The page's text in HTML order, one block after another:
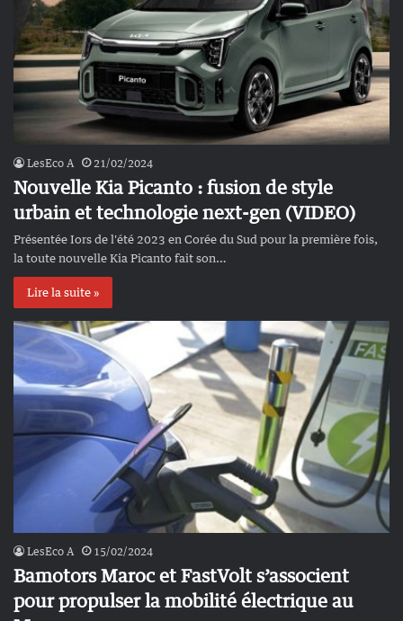
LesEco A 21/02/2024
Nouvelle Kia Picanto : fusion de style
urbain et technologie next-gen (VIDEO)
Présentée Iors de l'été 2023 en Corée du Sud pour la première fois,
la toute nouvelle Kia Picanto fait son…
Lire la suite »
LesEco A 15/02/2024
Bamotors Maroc et FastVolt s’associent
pour propulser la mobilité électrique au